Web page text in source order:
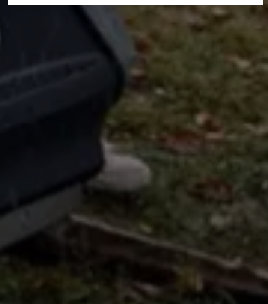
Vorgängermodelle
Kundeninformationen
Volkswagen Kundenbetreuung
Warn- und Kontrollleuchten
Assistenzsysteme
Digitale Betriebsanleitung
Elektromobilität
Volkswagen R
Pannen- und Unfallhilfe
Volkswagen Kundenbetreuung